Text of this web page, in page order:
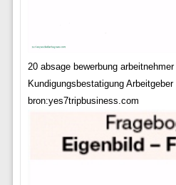
20 absage bewerbung arbeitnehmer
Kundigungsbestatigung Arbeitgeber ,
bron:yes7tripbusiness.com